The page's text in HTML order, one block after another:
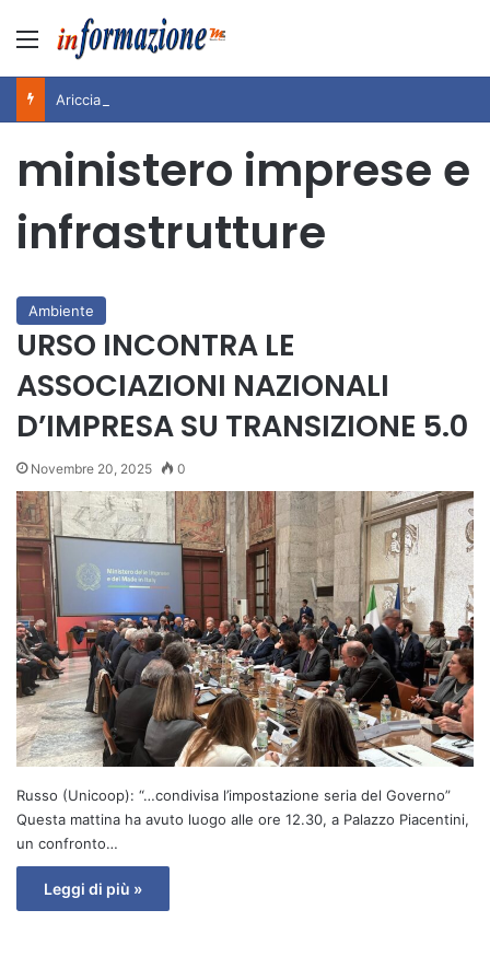
Menu
ministero imprese e
infrastrutture
Ambiente
URSO INCONTRA LE
ASSOCIAZIONI NAZIONALI
D’IMPRESA SU TRANSIZIONE 5.0
Novembre 20, 2025 0
Russo (Unicoop): “…condivisa l’impostazione seria del Governo”
Questa mattina ha avuto luogo alle ore 12.30, a Palazzo Piacentini,
un confronto…
Leggi di più »